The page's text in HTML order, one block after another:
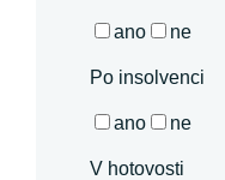
ano ne
Po insolvenci
ano ne
V hotovosti